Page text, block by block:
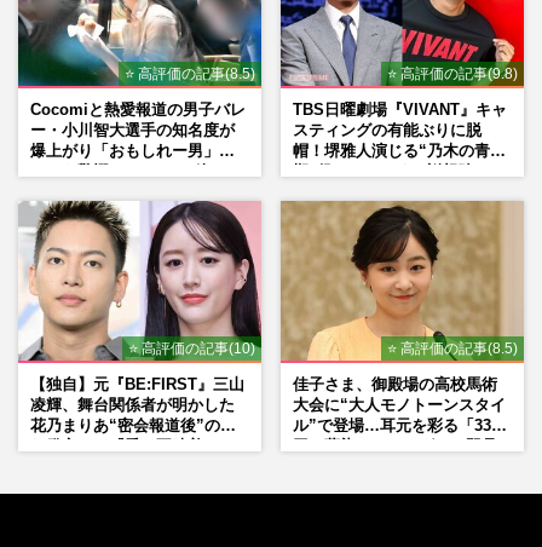
⭐ 高評価の記事(8.5)
Cocomiと熱愛報道の男子バレ
ー・小川智大選手の知名度が
爆上がり「おもしれー男」フ
⭐ 高評価の記事(9.8)
TBS日曜劇場『VIVANT』キャ
スティングの有能ぶりに脱
帽！堺雅人演じる“乃木の青年
マン長男・櫻井海音だった
⭐ 高評価の記事(10)
【独自】元『BE:FIRST』三山
凌輝、舞台関係者が明かした
花乃まりあ“密会報道後”の呆
⭐ 高評価の記事(8.5)
佳子さま、御殿場の高校馬術
大会に“大人モノトーンスタイ
ル”で登場…耳元を彩る「3300